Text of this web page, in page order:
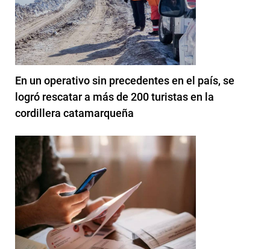
En un operativo sin precedentes en el país, se
logró rescatar a más de 200 turistas en la
cordillera catamarqueña